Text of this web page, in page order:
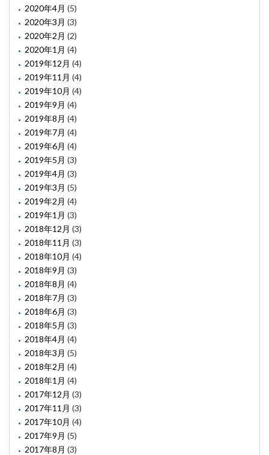
2020年4月 (5)
2020年3月 (3)
2020年2月 (2)
2020年1月 (4)
2019年12月 (4)
2019年11月 (4)
2019年10月 (4)
2019年9月 (4)
2019年8月 (4)
2019年7月 (4)
2019年6月 (4)
2019年5月 (3)
2019年4月 (3)
2019年3月 (5)
2019年2月 (4)
2019年1月 (3)
2018年12月 (3)
2018年11月 (3)
2018年10月 (4)
2018年9月 (3)
2018年8月 (4)
2018年7月 (3)
2018年6月 (3)
2018年5月 (3)
2018年4月 (4)
2018年3月 (5)
2018年2月 (4)
2018年1月 (4)
2017年12月 (3)
2017年11月 (3)
2017年10月 (4)
2017年9月 (5)
2017年8月 (3)